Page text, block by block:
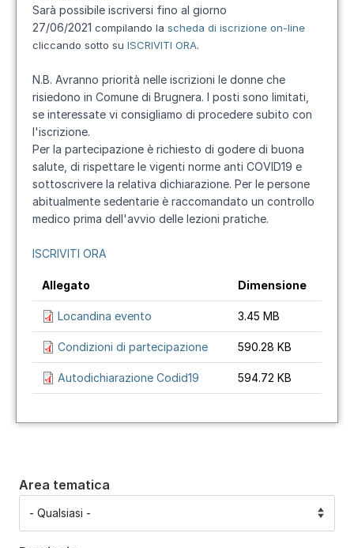
Sarà possibile iscriversi fino al giorno
27/06/2021 compilando la scheda di iscrizione on-line
cliccando sotto su ISCRIVITI ORA.
N.B. Avranno priorità nelle iscrizioni le donne che
risiedono in Comune di Brugnera. I posti sono limitati,
se interessate vi consigliamo di procedere subito con
l'iscrizione.
Per la partecipazione è richiesto di godere di buona
salute, di rispettare le vigenti norme anti COVID19 e
sottoscrivere la relativa dichiarazione. Per le persone
abitualmente sedentarie è raccomandato un controllo
medico prima dell'avvio delle lezioni pratiche.
ISCRIVITI ORA
Allegato Dimensione
Locandina evento 3.45 MB
Condizioni di partecipazione 590.28 KB
Autodichiarazione Codid19 594.72 KB
Area tematica